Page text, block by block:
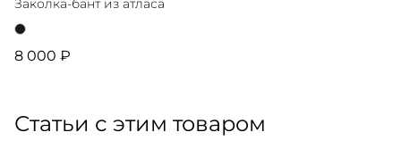
Заколка-бант из атласа
8 000 ₽
Статьи с этим товаром